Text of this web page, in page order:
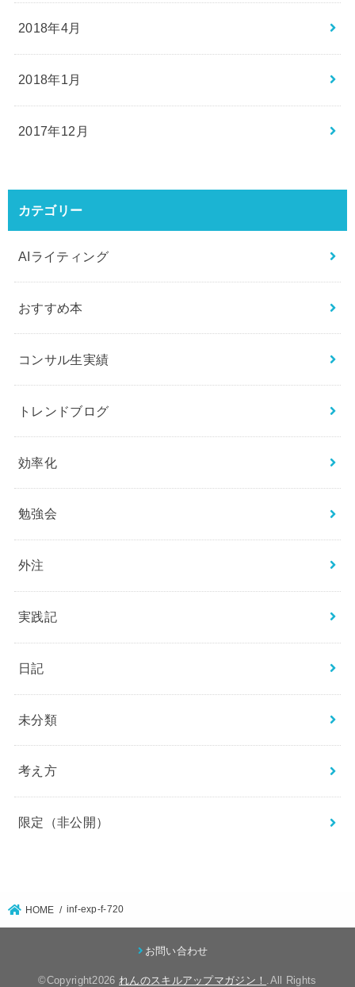
2018年4月
2018年1月
2017年12月
カテゴリー
AIライティング
おすすめ本
コンサル生実績
トレンドブログ
効率化
勉強会
外注
実践記
日記
未分類
考え方
限定（非公開）
HOME inf-exp-f-720
お問い合わせ
©Copyright2026 れんのスキルアップマガジン！ .All Rights